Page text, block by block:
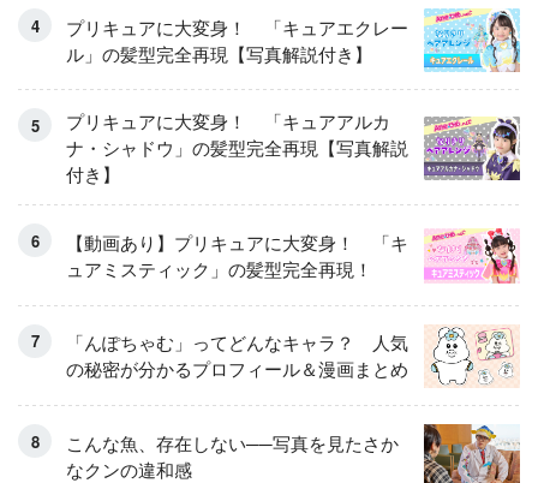
プリキュアに大変身！ 「キュアエクレー
ル」の髪型完全再現【写真解説付き】
プリキュアに大変身！ 「キュアアルカ
ナ・シャドウ」の髪型完全再現【写真解説
付き】
【動画あり】プリキュアに大変身！ 「キ
ュアミスティック」の髪型完全再現！
「んぽちゃむ」ってどんなキャラ？ 人気
の秘密が分かるプロフィール＆漫画まとめ
こんな魚、存在しない──写真を見たさか
なクンの違和感